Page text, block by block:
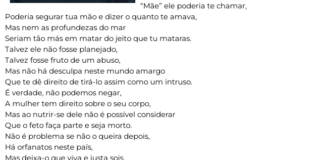
“Mãe” ele poderia te chamar,
Poderia segurar tua mão e dizer o quanto te amava,
Mas nem as profundezas do mar
Seriam tão más em matar do jeito que tu mataras.
Talvez ele não fosse planejado,
Talvez fosse fruto de um abuso,
Mas não há desculpa neste mundo amargo
Que te dê direito de tirá-lo assim como um intruso.
É verdade, não podemos negar,
A mulher tem direito sobre o seu corpo,
Mas ao nutrir-se dele não é possível considerar
Que o feto faça parte e seja morto.
Não é problema se não o queira depois,
Há orfanatos neste país,
Mas deixa-o que viva e justa sois,